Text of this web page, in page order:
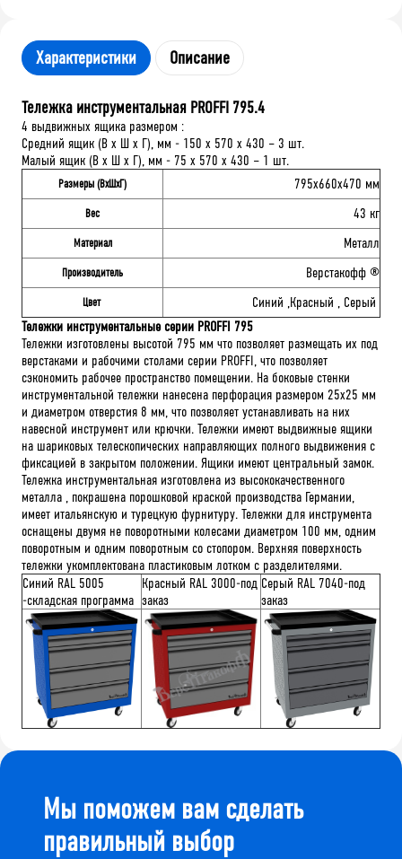
Характеристики Описание
Тележка инструментальная PROFFI 795.4
4 выдвижных ящика размером :
Средний ящик (В х Ш х Г), мм - 150 х 570 х 430 – 3 шт.
Малый ящик (В х Ш х Г), мм - 75 х 570 х 430 – 1 шт.
Размеры (ВхШхГ) 795x660x470 мм
Вес 43 кг
Материал Металл
Производитель Верстакофф ®
Цвет
Синий ,Красный , Серый
Тележки инструментальные серии PROFFI 795
Тележки изготовлены высотой 795 мм что позволяет размещать их под
верстаками и рабочими столами серии PROFFI, что позволяет
сэкономить рабочее пространство помещении. На боковые стенки
инструментальной тележки нанесена перфорация размером 25х25 мм
и диаметром отверстия 8 мм, что позволяет устанавливать на них
навесной инструмент или крючки. Тележки имеют выдвижные ящики
на шариковых телескопических направляющих полного выдвижения с
фиксацией в закрытом положении. Ящики имеют центральный замок.
Тележка инструментальная изготовлена из высококачественного
металла , покрашена порошковой краской производства Германии,
имеет итальянскую и турецкую фурнитуру. Тележки для инструмента
оснащены двумя не поворотными колесами диаметром 100 мм, одним
поворотным и одним поворотным со стопором. Верхняя поверхность
тележки укомплектована пластиковым лотком с разделителями.
Синий RAL 5005
-складская программа
Красный RAL 3000-под
заказ
Серый RAL 7040-под
заказ
Мы поможем вам сделать
правильный выбор